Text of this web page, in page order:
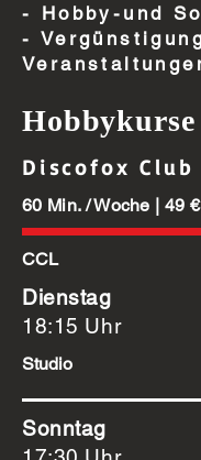
- Hobby-und
-
Hobbykurse
Discofox Club
60 Min. / Woche | 49
CCL
18:15 Uhr
Studio